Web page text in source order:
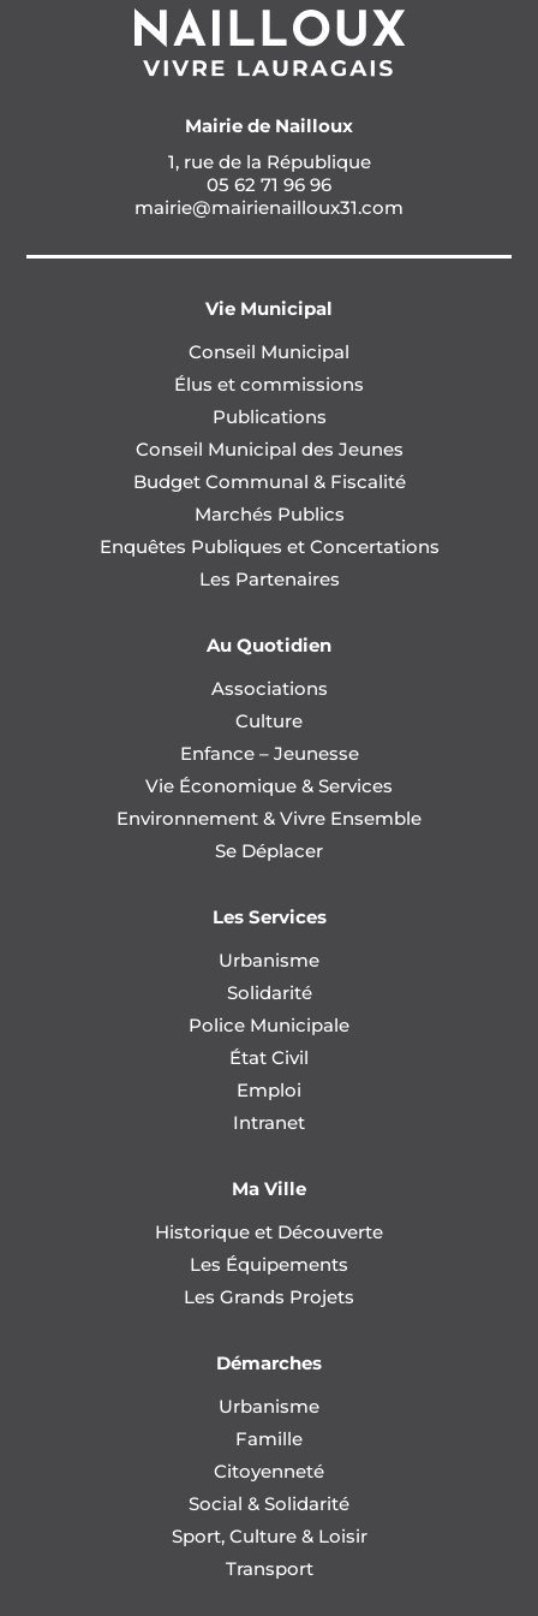
Mairie de Nailloux
1, rue de la République
05 62 71 96 96
mairie@mairienailloux31.com
Vie Municipal
Conseil Municipal
Élus et commissions
Publications
Conseil Municipal des Jeunes
Budget Communal & Fiscalité
Marchés Publics
Enquêtes Publiques et Concertations
Les Partenaires
Au Quotidien
Associations
Culture
Enfance – Jeunesse
Vie Économique & Services
Environnement & Vivre Ensemble
Se Déplacer
Les Services
Urbanisme
Solidarité
Police Municipale
État Civil
Emploi
Intranet
Ma Ville
Historique et Découverte
Les Équipements
Les Grands Projets
Démarches
Urbanisme
Famille
Citoyenneté
Social & Solidarité
Sport, Culture & Loisir
Transport